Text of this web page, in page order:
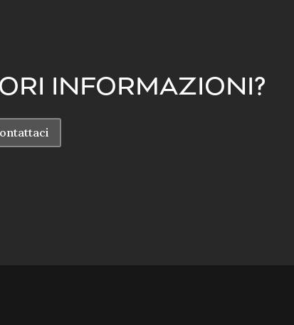
INFORMAZIONI?